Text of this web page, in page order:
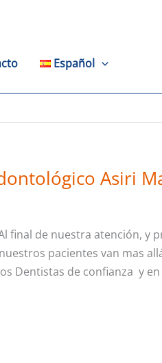
Español
Asiri
final de nuestra atención, y
pacientes van mas
Dentistas de confianza y